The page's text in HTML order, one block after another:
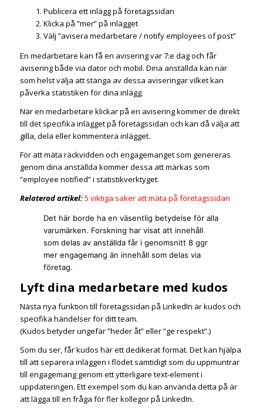
Publicera ett inlägg på företagssidan
Klicka på ”mer” på inlägget
Välj ”avisera medarbetare / notify employees of post”
En medarbetare kan få en avisering var 7:e dag och får
avisering både via dator och mobil. Dina anställda kan när
som helst välja att stänga av dessa aviseringar vilket kan
påverka statistiken för dina inlägg.
När en medarbetare klickar på en avisering kommer de direkt
till det specifika inlägget på företagssidan och kan då välja att
gilla, dela eller kommentera inlägget.
För att mäta räckvidden och engagemanget som genereras
genom dina anställda kommer dessa att märkas som
”employee notified” i statistikverktyget.
Relaterad artikel:5 viktiga saker att mäta på företagssidan
Det här borde ha en väsentlig betydelse för alla
varumärken. Forskning har visat att innehåll
som delas av anställda får i genomsnitt 8 ggr
mer engagemang än innehåll som delas via
företag.
Lyft dina medarbetare med kudos
Nästa nya funktion till företagssidan på LinkedIn är kudos och
specifika händelser för ditt team.
(Kudos betyder ungefär ”heder åt” eller ”ge respekt”.)
Som du ser, får kudos här ett dedikerat format. Det kan hjälpa
till att separera inläggen i flödet samtidigt som du uppmuntrar
till engagemang genom ett ytterligare text-element i
uppdateringen. Ett exempel som du kan använda detta på är
att lägga till en fråga för fler kollegor på LinkedIn.